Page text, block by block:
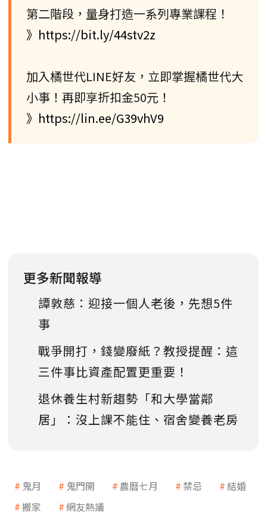
第二階段，量身打造一系列專業課程！
》https://bit.ly/44stv2z
加入橘世代LINE好友，立即掌握橘世代大
小事！再即享折扣金50元！
》https://lin.ee/G39vhV9
更多新聞報導
譚敦慈：迎接一個人老後，先想5件
事
戰爭開打，錢變廢紙？教授提醒：這
三件事比資產配置更重要！
退休養生村新趨勢「和大學當鄰
居」：沒上課不能住、宿舍變養老房
鬼月 鬼門開 農曆七月 禁忌
結婚
搬家
網友熱議